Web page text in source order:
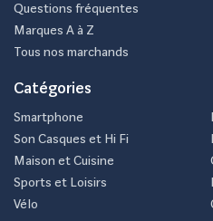
Questions fréquentes
Marques A à Z
Tous nos marchands
Catégories
Smartphone
Son Casques et Hi Fi
Maison et Cuisine
Sports et Loisirs
Vélo